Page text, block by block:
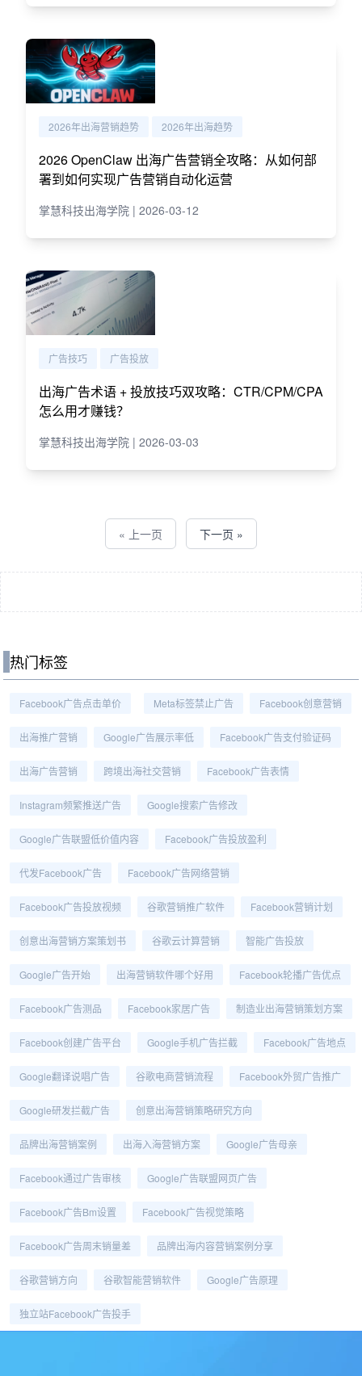
2026年出海营销趋势 2026年出海趋势
2026 OpenClaw 出海广告营销全攻略：从如何部
署到如何实现广告营销自动化运营
掌慧科技出海学院 | 2026-03-12
广告技巧 广告投放
出海广告术语 + 投放技巧双攻略：CTR/CPM/CPA
怎么用才赚钱？
掌慧科技出海学院 | 2026-03-03
« 上一页 下一页 »
热门标签
Facebook广告点击单价 Meta标签禁止广告 Facebook创意营销
出海推广营销 Google广告展示率低 Facebook广告支付验证码
出海广告营销 跨境出海社交营销 Facebook广告表情
Instagram频繁推送广告 Google搜索广告修改
Google广告联盟低价值内容 Facebook广告投放盈利
代发Facebook广告 Facebook广告网络营销
Facebook广告投放视频 谷歌营销推广软件 Facebook营销计划
创意出海营销方案策划书 谷歌云计算营销 智能广告投放
Google广告开始 出海营销软件哪个好用 Facebook轮播广告优点
Facebook广告测品 Facebook家居广告 制造业出海营销策划方案
Facebook创建广告平台 Google手机广告拦截 Facebook广告地点
Google翻译说唱广告 谷歌电商营销流程 Facebook外贸广告推广
Google研发拦截广告 创意出海营销策略研究方向
品牌出海营销案例 出海入海营销方案 Google广告母亲
Facebook通过广告审核 Google广告联盟网页广告
Facebook广告bm设置 Facebook广告视觉策略
Facebook广告周末销量差 品牌出海内容营销案例分享
谷歌营销方向 谷歌智能营销软件 Google广告原理
独立站Facebook广告投手